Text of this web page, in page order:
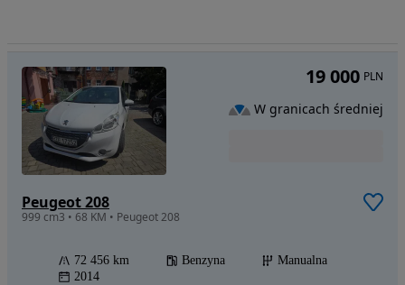
Peugeot 208
999 cm3 • 68 KM • Peugeot 208
72 456 km Benzyna
Manualna
2014
19 000 PLN
W granicach średniej